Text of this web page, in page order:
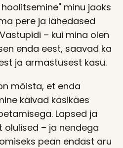
minu jaoks
pere ja lähedased
– kui mina olen
enda eest, saavad ka
ja armastusest kasu.
mõista, et enda
käivad käsikäes
Lapsed ja
olulised – ja nendega
pean endast aru